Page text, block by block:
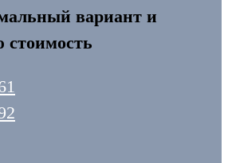
вариант и
стоимость